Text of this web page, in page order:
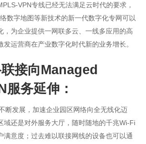
VPN专线已经无法满足云时代的要求，
数字地图等新技术的新一代数字化专网可以
，为企业提供一网联多云、一线多应用的高
运营商在产业数字化时代新的业务增长。
接向Managed
务延伸：
断发展，加速企业园区网络向全无线化迈
域还是对外服务大厅，随时随地的千兆Wi-Fi
满意度；过去难以联接网线的设备也可以通